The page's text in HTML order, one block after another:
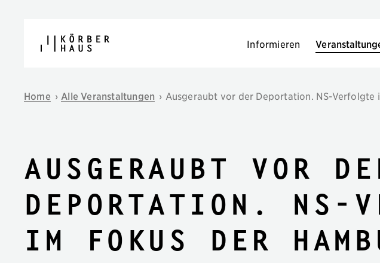
Informieren
Home › Alle Veranstaltungen › Ausgeraubt vor der Deportation. NS-Verfolgte
Ausgeraubt vor
Deportation. NS-
im Fokus der